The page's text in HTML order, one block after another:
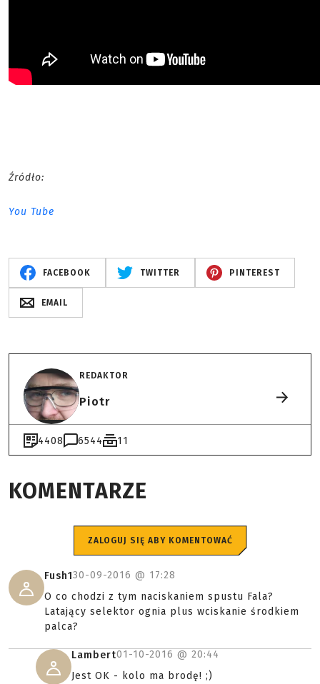
Źródło:
You Tube
FACEBOOK TWITTER PINTEREST
EMAIL
REDAKTOR
Piotr
4408 6544 11
KOMENTARZE
ZALOGUJ SIĘ ABY KOMENTOWAĆ
Fush130-09-2016 @ 17:28
O co chodzi z tym naciskaniem spustu Fala?
Latający selektor ognia plus wciskanie środkiem
palca?
Lambert01-10-2016 @ 20:44
Jest OK - kolo ma brodę! ;)